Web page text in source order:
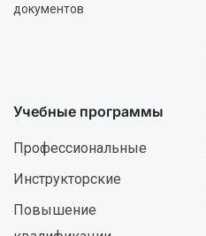
документов
Учебные программы
Профессиональные
Инструкторские
Повышение